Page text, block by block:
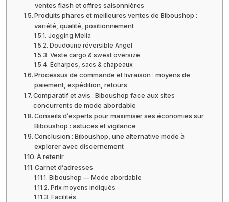
ventes flash et offres saisonnières
Produits phares et meilleures ventes de Biboushop :
variété, qualité, positionnement
Jogging Melia
Doudoune réversible Angel
Veste cargo & sweat oversize
Écharpes, sacs & chapeaux
Processus de commande et livraison : moyens de
paiement, expédition, retours
Comparatif et avis : Biboushop face aux sites
concurrents de mode abordable
Conseils d’experts pour maximiser ses économies sur
Biboushop : astuces et vigilance
Conclusion : Biboushop, une alternative mode à
explorer avec discernement
À retenir
Carnet d’adresses
Biboushop — Mode abordable
Prix moyens indiqués
Facilités